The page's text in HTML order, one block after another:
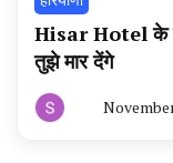
Hisar Hotel के
तुझे मार देंगे